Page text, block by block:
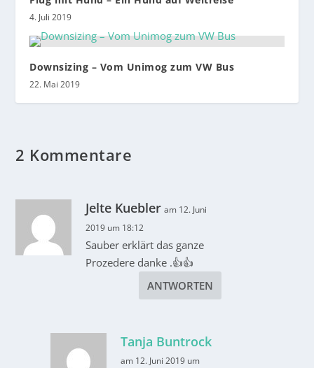
4. Juli 2019
Downsizing – Vom Unimog zum VW Bus
22. Mai 2019
2 Kommentare
Jelte Kuebler am 12. Juni
2019 um 18:12
Sauber erklärt das ganze
Prozedere danke .👍👍
ANTWORTEN
Tanja Buntrock
am 12. Juni 2019 um